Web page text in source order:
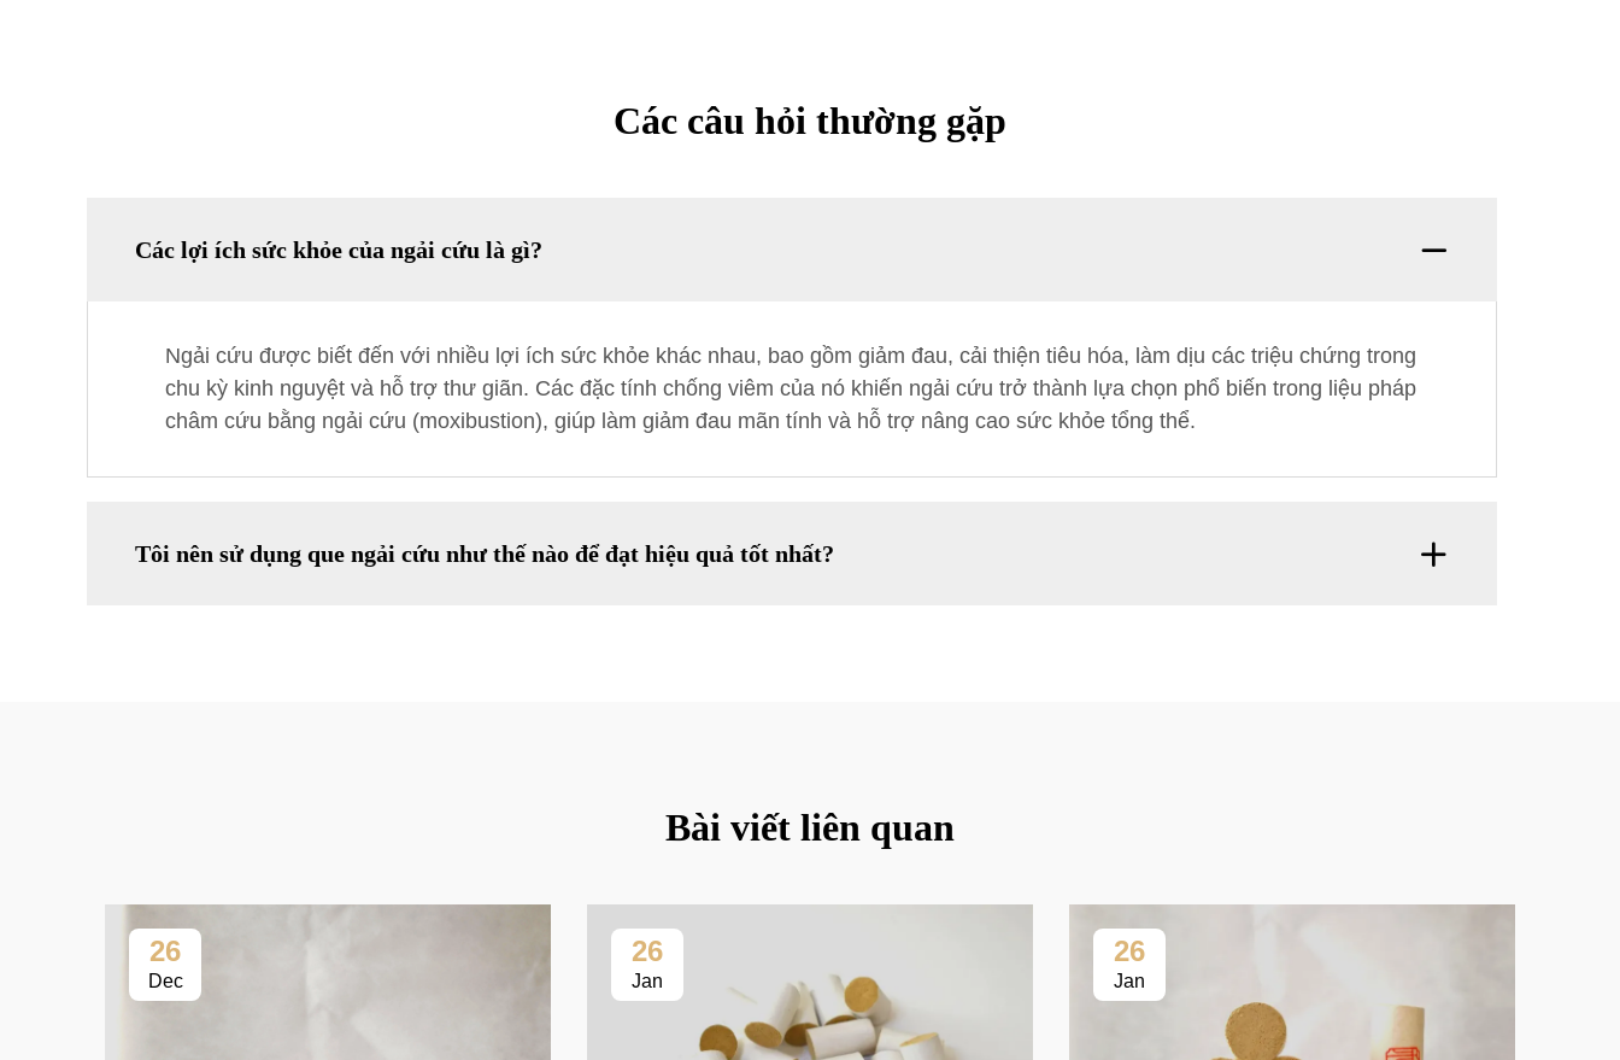
Các câu hỏi thường gặp
Các lợi ích sức khỏe của ngải cứu là gì?
Ngải cứu được biết đến với nhiều lợi ích sức khỏe khác nhau, bao gồm giảm đau, cải thiện tiêu hóa, làm dịu các triệu chứng trong
chu kỳ kinh nguyệt và hỗ trợ thư giãn. Các đặc tính chống viêm của nó khiến ngải cứu trở thành lựa chọn phổ biến trong liệu pháp
châm cứu bằng ngải cứu (moxibustion), giúp làm giảm đau mãn tính và hỗ trợ nâng cao sức khỏe tổng thể.
Tôi nên sử dụng que ngải cứu như thế nào để đạt hiệu quả tốt nhất?
Bài viết liên quan
26
Dec
26
Jan
26
Jan